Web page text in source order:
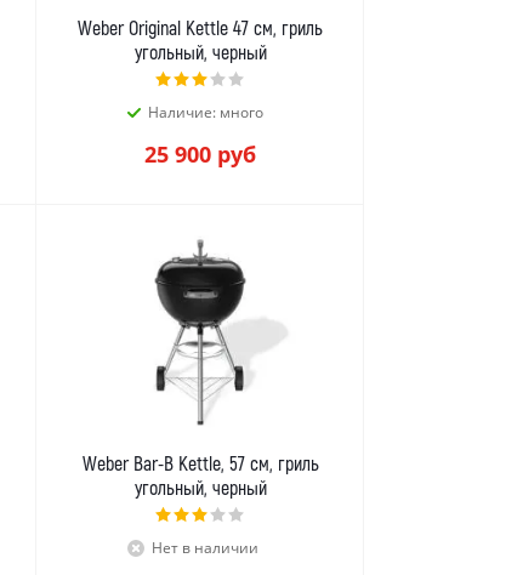
Weber Original Kettle 47 см, гриль
угольный, черный
Наличие: много
25 900 руб
Weber Bar-B Kettle, 57 см, гриль
угольный, черный
Нет в наличии